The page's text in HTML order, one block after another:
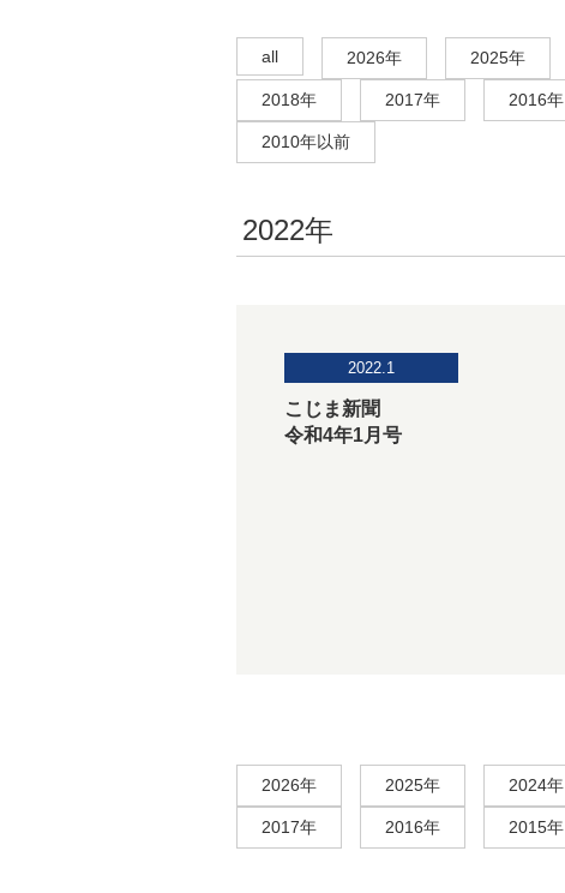
all 2026年 2025年
2018年 2017年 2016年
2010年以前
2022年
2022.1
こじま新聞
令和4年1月号
2026年 2025年 2024年
2017年 2016年 2015年